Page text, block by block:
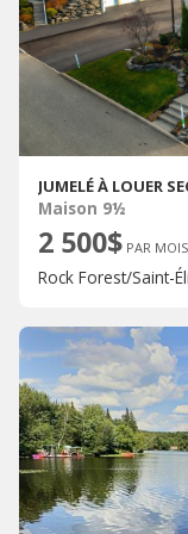
JUMELÉ À LOUER
Maison 9½
2 500$ PAR MOIS
Rock Forest/Saint-